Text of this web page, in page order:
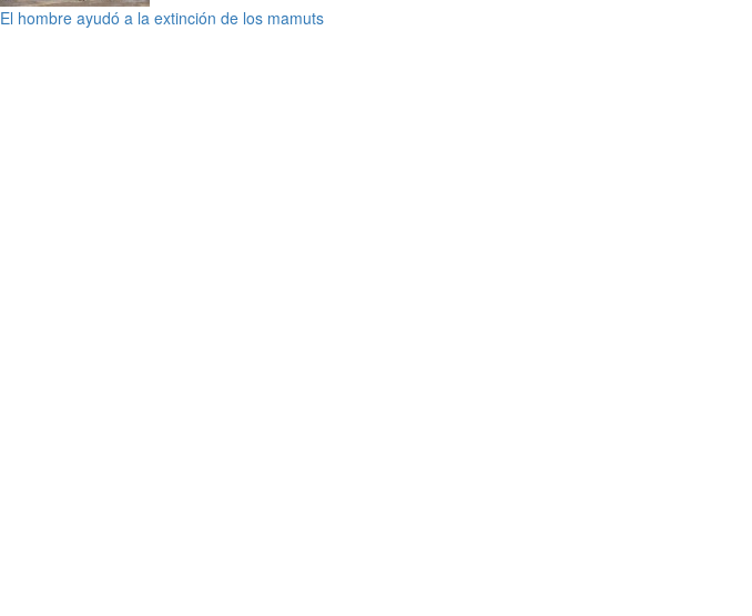
El hombre ayudó a la extinción de los mamuts